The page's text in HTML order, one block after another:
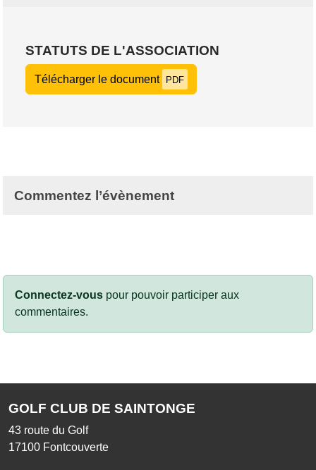
STATUTS DE L'ASSOCIATION
Télécharger le document PDF
Commentez l’évènement
Connectez-vous pour pouvoir participer aux
commentaires.
GOLF CLUB DE SAINTONGE
43 route du Golf
17100 Fontcouverte